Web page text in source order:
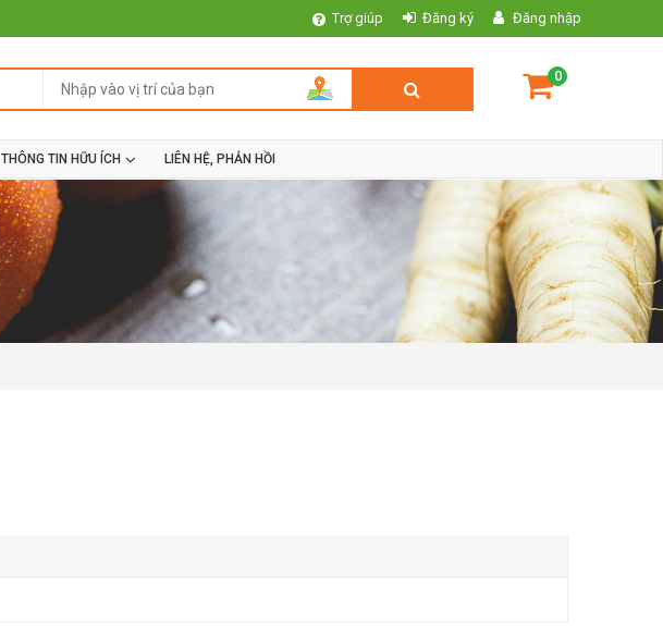
Trợ giúp Đăng ký Đăng nhập
0
THÔNG TIN HỮU ÍCH LIÊN HỆ, PHẢN HỒI